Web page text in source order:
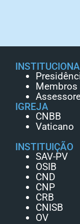
Membros
IGREJA
CNBB
Vaticano
INSTITUIÇÃO
SAV-PV
OSIB
CND
CNP
CRB
CNISB
OV